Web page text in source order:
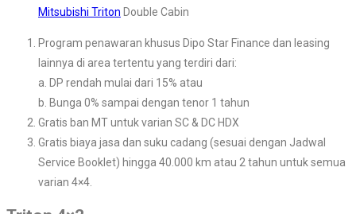
Mitsubishi Triton Double Cabin
Program penawaran khusus Dipo Star Finance dan leasing
lainnya di area tertentu yang terdiri dari:
a. DP rendah mulai dari 15% atau
b. Bunga 0% sampai dengan tenor 1 tahun
Gratis ban MT untuk varian SC & DC HDX
Gratis biaya jasa dan suku cadang (sesuai dengan Jadwal
Service Booklet) hingga 40.000 km atau 2 tahun untuk semua
varian 4×4.